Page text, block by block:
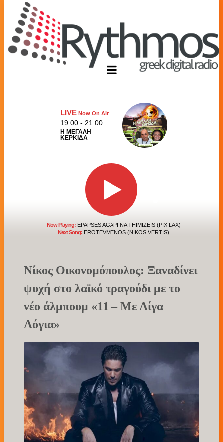
LIVENow On Air
19:00 - 21:00
Η ΜΕΓΑΛΗ
ΚΕΡΚΙΔΑ
Now Playing:EPAPSES AGAPI NA THIMIZEIS (PIX LAX)
Next Song: EROTEVMENOS (NIKOS VERTIS)
Νίκος Οικονομόπουλος: Ξαναδίνει
ψυχή στο λαϊκό τραγούδι με το
νέο άλμπουμ «11 – Με Λίγα
Λόγια»